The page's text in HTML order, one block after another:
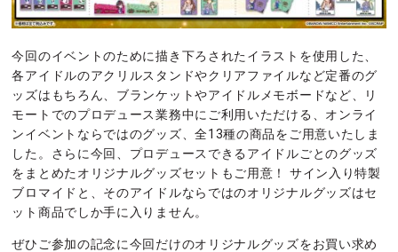
今回のイベントのために描き下ろされたイラストを使用した、
各アイドルのアクリルスタンドやクリアファイルなど定番のグ
ッズはもちろん、ブランケットやアイドルメモボードなど、リ
モートでのプロデュース業務中にご利用いただける、オンライ
ンイベントならではのグッズ、全13種の商品をご用意いたしま
した。さらに今回、プロデュースできるアイドルごとのグッズ
をまとめたオリジナルグッズセットもご用意！ サイン入り特製
ブロマイドと、そのアイドルならではのオリジナルグッズはセ
ット商品でしか手に入りません。
ぜひご参加の記念に今回だけのオリジナルグッズをお買い求め